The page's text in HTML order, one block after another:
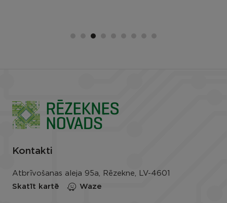
Kontakti
Atbrīvošanas aleja 95a, Rēzekne, LV-4601
Skatīt kartē
Waze